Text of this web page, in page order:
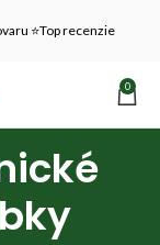
⭐Top recenzie
0